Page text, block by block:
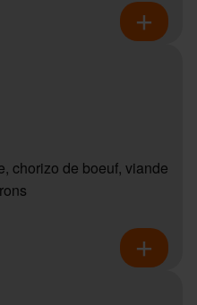
chorizo de boeuf, viande